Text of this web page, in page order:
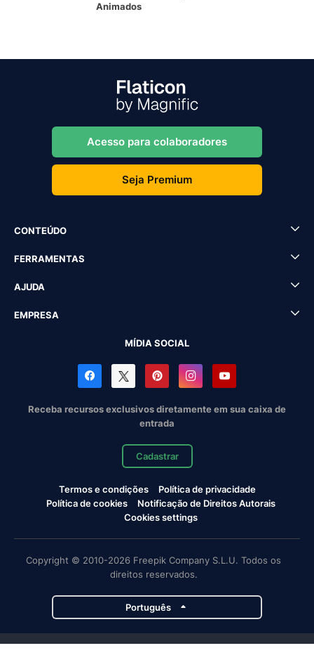
Animados
Acesso para colaboradores
Seja Premium
CONTEÚDO
FERRAMENTAS
AJUDA
EMPRESA
MÍDIA SOCIAL
Receba recursos exclusivos diretamente em sua caixa de
entrada
Cadastrar
Termos e condições
Política de privacidade
Política de cookies
Notificação de Direitos Autorais
Cookies settings
Copyright © 2010-2026 Freepik Company S.L.U. Todos os
direitos reservados.
Português